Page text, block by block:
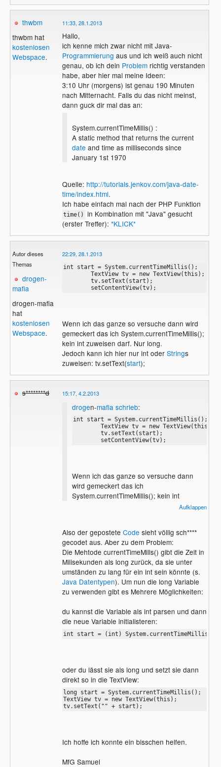
thwbm
thwbm hat
kostenlosen
Webspace.
11:33, 28.1.2013
Hallo,
ich kenne mich zwar nicht mit Java-
Programmierung aus und ich weiß auch nicht
genau, ob ich dein Problemrichtig verstanden
habe, aber hier mal meine Ideen:
3:10 Uhr (morgens) ist genau 190 Minuten
nach Mitternacht. Falls du das nicht meinst,
dann guck dir mal das an:
System.currentTimeMillis() :
A static method that returns the current
date and time as milliseconds since
January 1st 1970
Quelle: http://tutorials.jenkov.com/java-date-
time/index.html.
Ich habe einfach mal nach der PHP Funktion
time()
in Kombination mit "Java" gesucht
(erster Treffer): *KLICK*
Autor dieses
Themas
drogen-
mafia
drogen-mafia
hat
kostenlosen
Webspace.
22:29, 28.1.2013
int start = System.currentTimeMillis();
        TextView tv = new TextView(this);
        tv.setText(start);
        setContentView(tv);
Wenn ich das ganze so versuche dann wird
gemeckert das ich System.currentTimeMillis();
kein int zuweisen darf. Nur long.
Jedoch kann ich hier nur int oder Strings
zuweisen: tv.setText(start);
s********d 15:17, 4.2.2013
drogen-mafia schrieb:
int start = System.currentTimeMillis();
        TextView tv = new TextView(this);
        tv.setText(start);
        setContentView(tv);
Wenn ich das ganze so versuche dann
wird gemeckert das ich
System.currentTimeMillis(); kein int
Aufklappen
Also der gepostete Code sieht völlig sch****
gecodet aus. Aber zu dem Problem:
Die Mehtode currentTimeMills() gibt die Zeit in
Milisekunden als long zurück, da sie unter
umständen zu lang für ein int sein könnte (s.
Java Datentypen). Um nun die long Variable
zu verwenden gibt es Mehrere Möglichkeiten:
du kannst die Variable als int parsen und dann
die neue Variable initialisteren:
int start = (int) System.currentTimeMillis();
oder du lässt sie als long und setzt sie dann
direkt so in die TextView:
long start = System.currentTimeMillis();
TextView tv = new TextView(this);
tv.setText("" + start);
Ich hoffe ich konnte ein bisschen helfen.
MfG Samuel